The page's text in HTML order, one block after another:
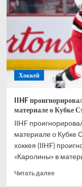
Стэнли
11-
раз
подряд,
продлив
серию
Хоккей
IIHF
материале о Кубке
IIHF
материале о Кубке
хоккея (IIHF)
«Каролины» в
Читать далееПрочитать